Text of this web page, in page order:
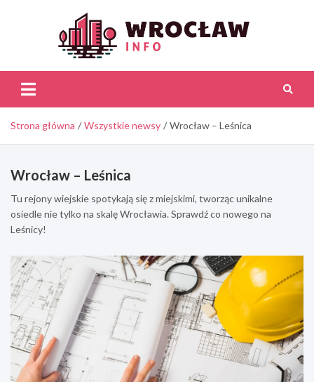
Strona główna Wszystkie newsy Wrocław – Leśnica
Wrocław – Leśnica
Tu rejony wiejskie spotykają się z miejskimi, tworząc unikalne
osiedle nie tylko na skalę Wrocławia. Sprawdź co nowego na
Leśnicy!